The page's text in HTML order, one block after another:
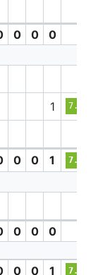
0 0 0
1 7.2
0 0 1 7.2
0 0 0
0 0 1 7.2